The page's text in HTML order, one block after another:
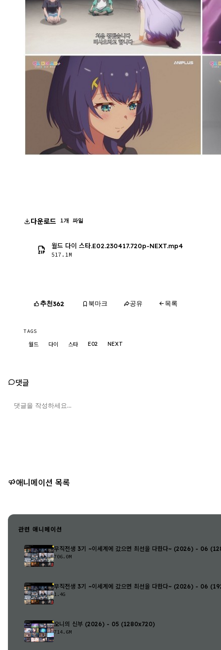
다운로드 1개 파일
월드 다이 스타.E02.230417.720p-NEXT.mp4
517.1M
추천362 북마크 공유 목록
TAGS
월드 다이 스타 E02 NEXT
댓글
애니메이션 목록
관련 애니메이션
무직전생 3기 ~이세계에 갔으면 최선을 다한다~ (2026) - 06
706.0M
무직전생 3기 ~이세계에 갔으면 최선을 다한다~ (2026) - 06
1.4G
오니의 신부 (2026) - 05 (1280x720)
714.6M